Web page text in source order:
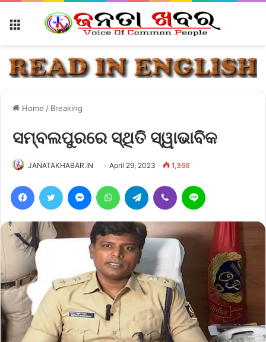
Home / Breaking
ସମ୍ବଲପୁରରେ ସ୍ଥିତି ସ୍ୱାଭାବିକ
JANATAKHABAR.IN April 29, 2023 1,366
FacebookTwitter MessengerWhatsAppTelegram Viber